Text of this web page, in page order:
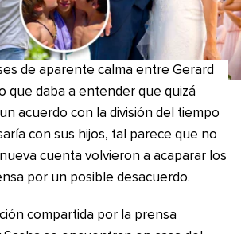
de aparente calma entre Gerard
que daba a entender que quizá
acuerdo con la división del tiempo
con sus hijos, tal parece que no
cuenta volvieron a acaparar los
por un posible desacuerdo.
compartida por la prensa